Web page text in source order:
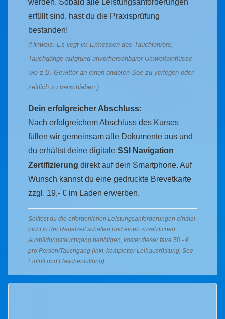
werden. Sobald alle Leistungsanforderungen
erfüllt sind, hast du die Praxisprüfung
bestanden!
(Hinweis: Es liegt im Ermessen des Tauchlehrers,
Tauchgänge aufgrund unvorhersehbarer Umwelteinflüsse
wie z.B. Gewitter an einen anderen See zu verlegen oder
zeitlich zu verschieben.)
Dein erfolgreicher Abschluss:
Nach erfolgreichem Abschluss des Kurses
füllen wir gemeinsam alle Dokumente aus und
du erhältst deine digitale SSI Navigation
Zertifizierung direkt auf dein Smartphone. Auf
Wunsch kannst du eine gedruckte Brevetkarte
zzgl. 19,- € im Laden erwerben.
Solltest du die erforderlichen Leistungsanforderungen einmal
nicht in der Regelzeit schaffen und einen zusätzlichen
Ausbildungstauchgang benötigen, kostet dieser faire 50,- €
pro Person/Tauchgang (inkl. kompletter Leihausrüstung, See-
Eintritt und Flaschenfüllung).